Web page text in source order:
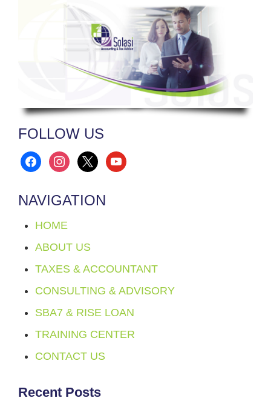
FOLLOW US
facebookinstagram
x youtube
NAVIGATION
HOME
ABOUT US
TAXES & ACCOUNTANT
CONSULTING & ADVISORY
SBA7 & RISE LOAN
TRAINING CENTER
CONTACT US
Recent Posts